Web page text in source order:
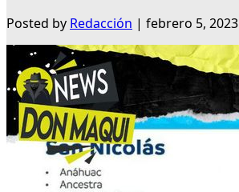
Posted by Redacción | febrero 5, 2023